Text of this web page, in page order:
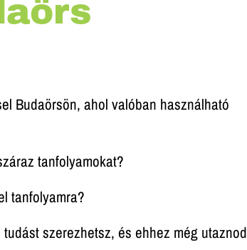
Budaörsön, ahol valóban használható
tanfolyamokat?
tanfolyamra?
szerezhetsz, és ehhez még utaznod